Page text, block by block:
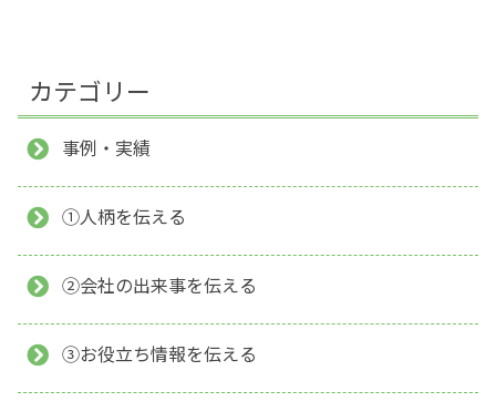
カテゴリー
事例・実績
①人柄を伝える
②会社の出来事を伝える
③お役立ち情報を伝える